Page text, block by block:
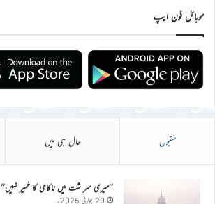
موبائل فون ایپ
مقبول حال ہی میں
’’میری سر شت میں ناکامی کا خمیر نہیں‘‘
29 جولائی 2025ء